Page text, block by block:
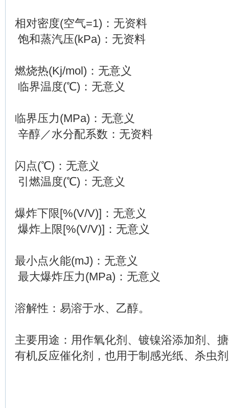
相对密度(空气=1)：无资料
饱和蒸汽压(kPa)：无资料
燃烧热(Kj/mol)：无意义
临界温度(℃)：无意义
临界压力(MPa)：无意义
辛醇／水分配系数：无资料
闪点(℃)：无意义
引燃温度(℃)：无意义
爆炸下限[%(V/V)]：无意义
爆炸上限[%(V/V)]：无意义
最小点火能(mJ)：无意义
最大爆炸压力(MPa)：无意义
溶解性：易溶于水、乙醇。
主要用途：用作氧化剂、镀镍浴添加剂、
有机反应催化剂，也用于制感光纸、杀虫